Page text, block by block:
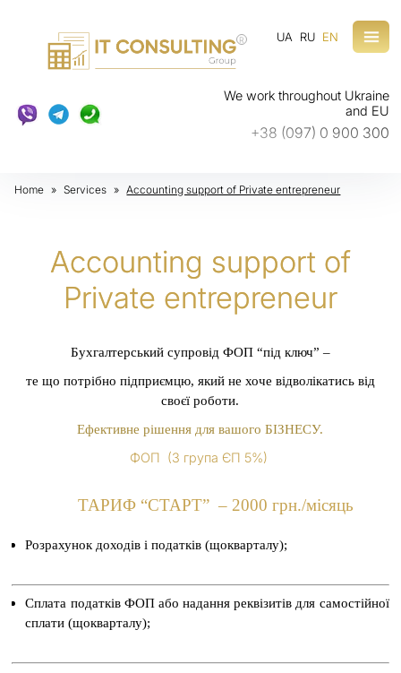
R
We work throughout Ukraine
and EU
+38 (097) 0 900 300
UA RU EN
Home » Services » Accounting support of Private entrepreneur
Accounting support of
Private entrepreneur
Бухгалтерський супровід ФОП “під ключ” –
те що потрібно підприємцю, який не хоче відволікатись від
своєї роботи.
Ефективне рішення для вашого БІЗНЕСУ.
ФОП (3 група ЄП 5%)
ТАРИФ “СТАРТ” – 2000 грн./місяць
Розрахунок доходів і податків (щокварталу);
Сплата податків ФОП або надання реквізитів для самостійної
сплати (щокварталу);